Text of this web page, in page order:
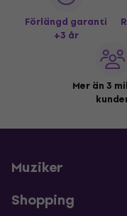
Förlängd garanti
+3 år
Mer än 3
Muziker
Shopping